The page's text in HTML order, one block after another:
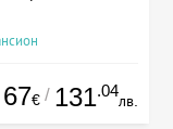
67€ / 131.04
лв.